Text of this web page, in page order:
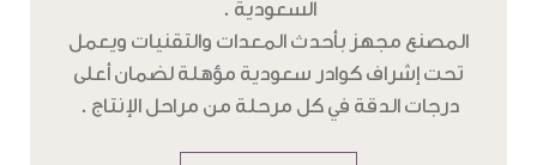
المصنع مجهز بأحدث المعدات والتقنيات ويعمل
تحت إشراف كوادر سعودية مؤهلة لضمان أعلى
درجات الدقة في كل مرحلة من مراحل الإنتاج .
إكتشف المزيد